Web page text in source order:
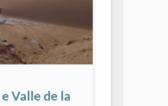
Valle de la